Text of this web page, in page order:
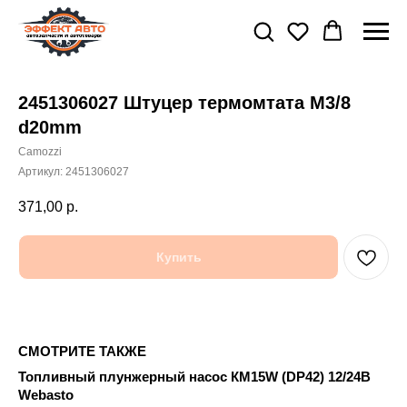
2451306027 Штуцер термомтата М3/8
d20mm
Camozzi
Артикул: 2451306027
371,00 р.
Купить
СМОТРИТЕ ТАКЖЕ
Топливный плунжерный насос КМ15W (DP42) 12/24В
Webasto